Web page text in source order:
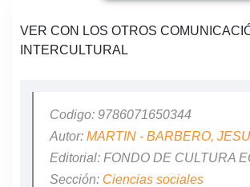
VER CON LOS OTROS
INTERCULTURAL
Codigo: 9786071650344
Autor: MARTIN - BARBERO,
Editorial: FONDO DE CULTURA
Sección: Ciencias sociales